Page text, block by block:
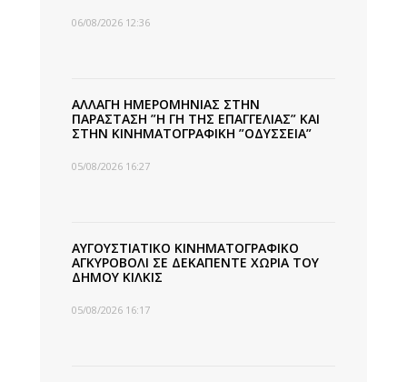
06/08/2026 12:36
ΑΛΛΑΓΗ ΗΜΕΡΟΜΗΝΙΑΣ ΣΤΗΝ
ΠΑΡΑΣΤΑΣΗ ”Η ΓΗ ΤΗΣ ΕΠΑΓΓΕΛΙΑΣ” ΚΑΙ
ΣΤΗΝ ΚΙΝΗΜΑΤΟΓΡΑΦΙΚΗ ”ΟΔΥΣΣΕΙΑ”
05/08/2026 16:27
ΑΥΓΟΥΣΤΙΑΤΙΚΟ ΚΙΝΗΜΑΤΟΓΡΑΦΙΚΟ
ΑΓΚΥΡΟΒΟΛΙ ΣΕ ΔΕΚΑΠΕΝΤΕ ΧΩΡΙΑ ΤΟΥ
ΔΗΜΟΥ ΚΙΛΚΙΣ
05/08/2026 16:17